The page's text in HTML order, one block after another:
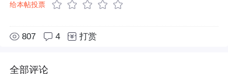
给本帖投票
807 4 打赏
全部评论